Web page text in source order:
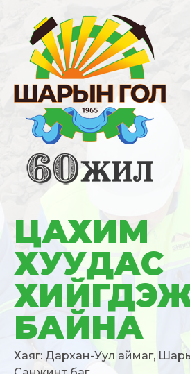
ЦАХИМ
ХУУДАС
БАЙНА
Хаяг: Дархан-Уул аймаг,